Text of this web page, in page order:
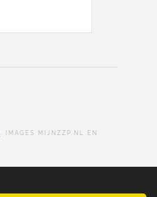
. IMAGES MIJNZZP.NL EN